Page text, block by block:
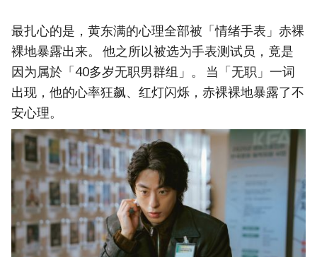
最扎心的是，黄东满的心理全部被「情绪手表」赤裸
裸地暴露出来。 他之所以被选为手表测试员，竟是
因为属於「40多岁无职男群组」。 当「无职」一词
出现，他的心率狂飙、红灯闪烁，赤裸裸地暴露了不
安心理。